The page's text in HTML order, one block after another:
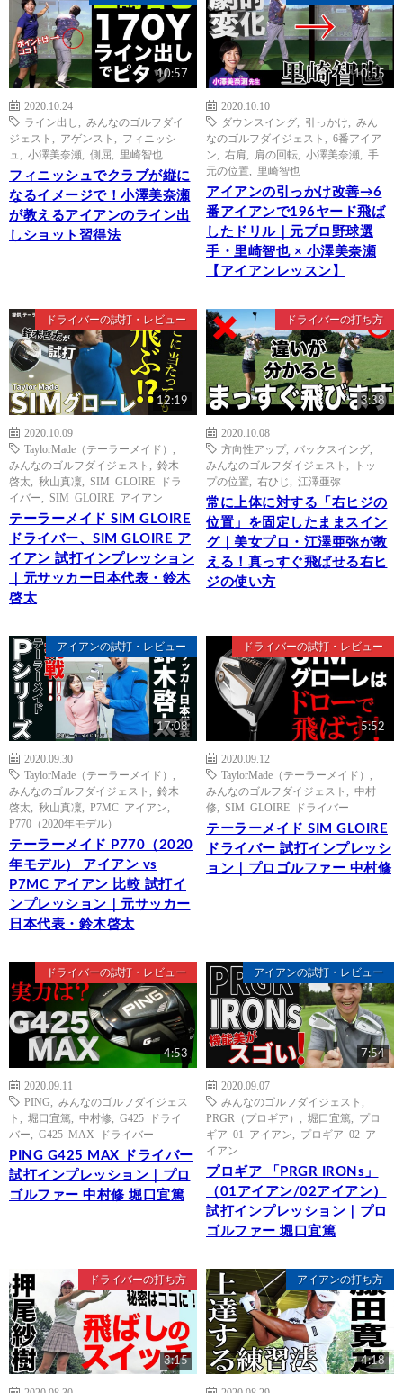
10:57
2020.10.24
ライン出し
みんなのゴルフダイ
ジェスト
アゲンスト
フィニッシ
ュ
小澤美奈瀬 側屈 里崎智也
フィニッシュでクラブが縦に
なるイメージで！小澤美奈瀬
が教えるアイアンのライン出
しショット習得法
10:55
2020.10.10
ダウンスイング
引っかけ
みん
なのゴルフダイジェスト
6番アイア
ン
右肩 肩の回転 小澤美奈瀬
手
元の位置
里崎智也
アイアンの引っかけ改善→6
番アイアンで196ヤード飛ば
したドリル｜元プロ野球選
手・里崎智也 × 小澤美奈瀬
【アイアンレッスン】
ドライバーの試打・レビュー
12:19
2020.10.09
TaylorMade（テーラーメイド）
みんなのゴルフダイジェスト
鈴木
啓太
秋山真凜
SIM GLOIRE ドラ
イバー
SIM GLOIRE アイアン
テーラーメイド SIM GLOIRE
ドライバー、SIM GLOIRE ア
イアン 試打インプレッション
｜元サッカー日本代表・鈴木
啓太
ドライバーの打ち方
3:38
2020.10.08
方向性アップ, バックスイング
みんなのゴルフダイジェスト
トッ
プの位置
右ひじ 江澤亜弥
常に上体に対する「右ヒジの
位置」を固定したままスイン
グ｜美女プロ・江澤亜弥が教
える！真っすぐ飛ばせる右ヒ
ジの使い方
アイアンの試打・レビュー
17:08
2020.09.30
TaylorMade（テーラーメイド）
みんなのゴルフダイジェスト
鈴木
啓太
秋山真凜 P7MC アイアン
P770（2020年モデル）
テーラーメイド P770（2020
年モデル） アイアン vs
P7MC アイアン 比較 試打イ
ンプレッション｜元サッカー
日本代表・鈴木啓太
ドライバーの試打・レビュー
5:52
2020.09.12
TaylorMade（テーラーメイド）
みんなのゴルフダイジェスト
中村
修
SIM GLOIRE ドライバー
テーラーメイド SIM GLOIRE
ドライバー 試打インプレッシ
ョン｜プロゴルファー 中村修
ドライバーの試打・レビュー
4:53
2020.09.11
PING
みんなのゴルフダイジェス
ト
堀口宜篤 中村修
G425 ドライ
バー
G425 MAX ドライバー
PING G425 MAX ドライバー
試打インプレッション｜プロ
ゴルファー 中村修 堀口宜篤
アイアンの試打・レビュー
7:54
2020.09.07
みんなのゴルフダイジェスト
PRGR（プロギア）
堀口宜篤
プロ
ギア 01 アイアン
プロギア 02 ア
イアン
プロギア 「PRGR IRONs」
（01アイアン/02アイアン）
試打インプレッション｜プロ
ゴルファー 堀口宜篤
ドライバーの打ち方
3:15
アイアンの打ち方
4:18